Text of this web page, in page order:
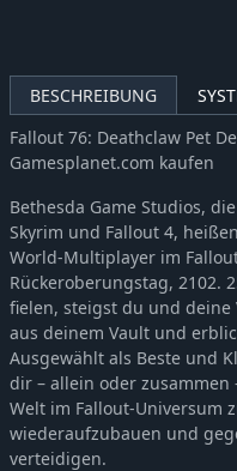
BESCHREIBUNG
Fallout 76: Deathclaw Pet
Gamesplanet.com kaufen
Bethesda Game Studios,
Skyrim und Fallout 4,
World-Multiplayer im
Rückeroberungstag, 2102.
fielen, steigst du und
aus deinem Vault und
Ausgewählt als Beste und
dir – allein oder
Welt im Fallout-Universum
wiederaufzubauen und
verteidigen.